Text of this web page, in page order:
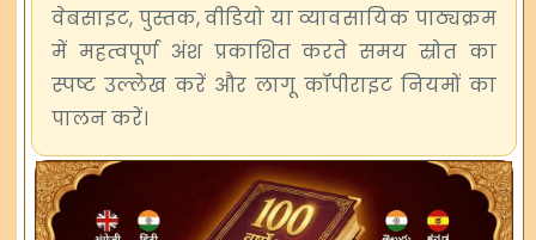
वेबसाइट, पुस्तक, वीडियो या व्यावसायिक पाठ्यक्रम
में महत्वपूर्ण अंश प्रकाशित करते समय स्रोत का
स्पष्ट उल्लेख करें और लागू कॉपीराइट नियमों का
पालन करें।